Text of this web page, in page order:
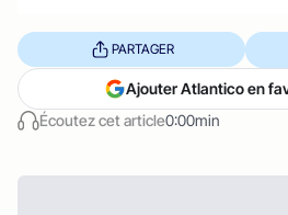
Écoutez cet article0:00min
PARTAGER
Ajouter Atlantico en